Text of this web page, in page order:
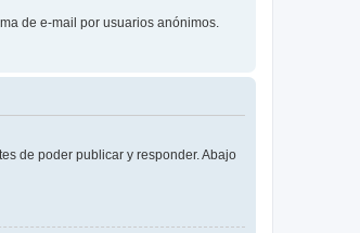
de e-mail por usuarios anónimos.
de poder publicar y responder. Abajo